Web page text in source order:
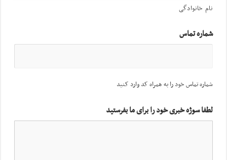
نام خانوادگی
شماره تماس
شماره تماس خود را به همراه کد وارد کنید
لطفا سوژه خبری خود را برای ما بفرستید